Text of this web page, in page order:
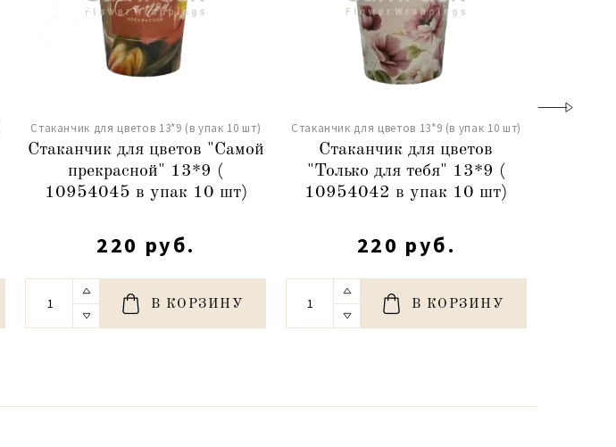
Стаканчик для цветов 13*9 (в упак 10 шт)
Стаканчик для цветов "Самой
прекрасной" 13*9 (
10954045 в упак 10 шт)
220 руб.
В КОРЗИНУ
Стаканчик для цветов 13*9 (в упак 10 шт)
Стаканчик для цветов
"Только для тебя" 13*9 (
10954042 в упак 10 шт)
220 руб.
В КОРЗИНУ